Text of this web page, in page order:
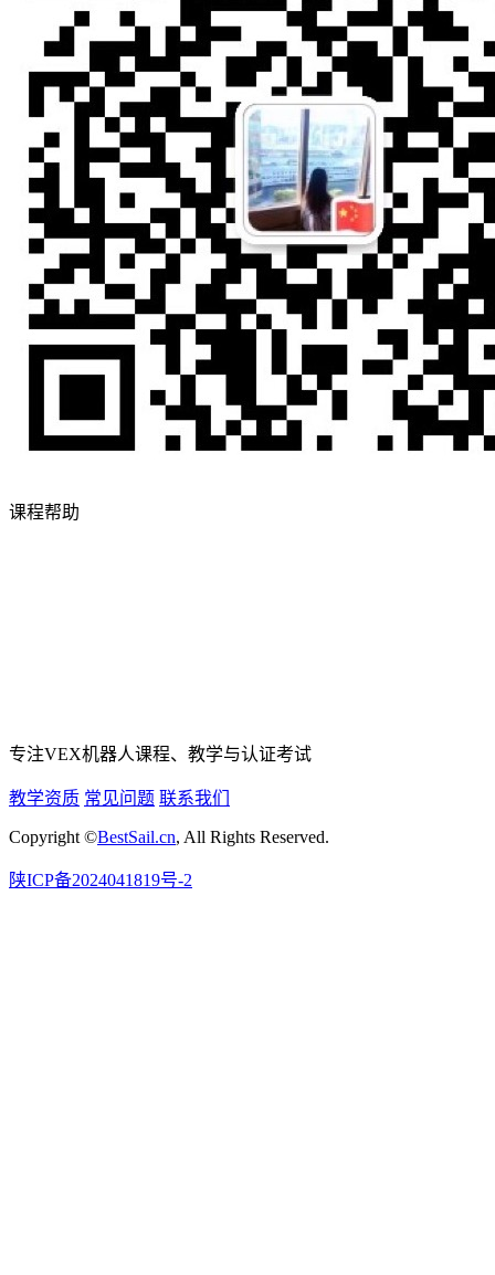
课程帮助
专注VEX机器人课程、教学与认证考试
教学资质 常见问题 联系我们
Copyright ©BestSail.cn, All Rights Reserved.
陕ICP备2024041819号-2